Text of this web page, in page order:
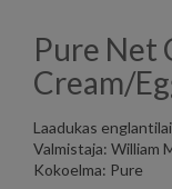
Pure Net
Cream/
Laadukas
Valmistaja: William
Kokoelma: Pure